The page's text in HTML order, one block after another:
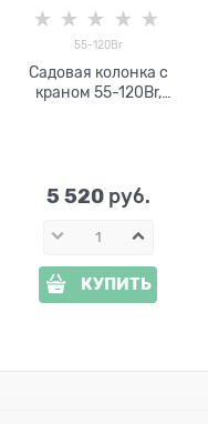
55-120Br
Садовая колонка с
краном 55-120Br,
5 520 руб.
КУПИТЬ